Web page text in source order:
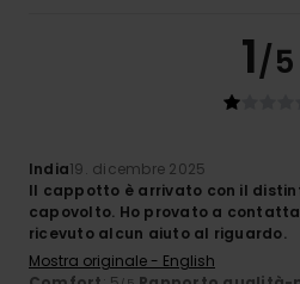
1/5
India19. dicembre 2025
Il cappotto è arrivato con il
capovolto. Ho provato a
ricevuto alcun aiuto al riguardo.
Mostra originale - English